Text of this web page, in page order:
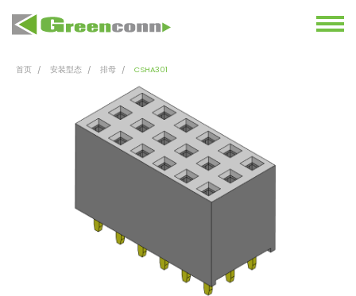
首页 安装型态 排母 CSHA301